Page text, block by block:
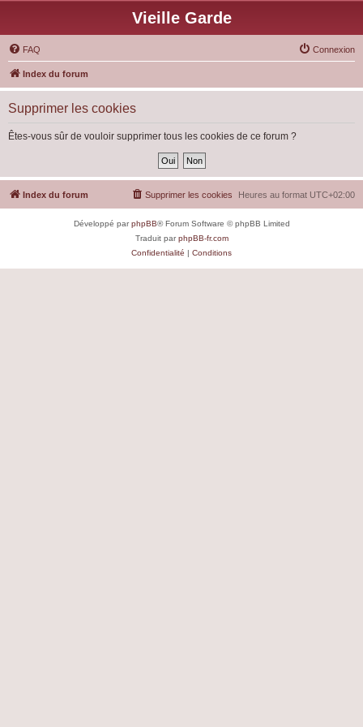
Vieille Garde
FAQ Connexion
Index du forum
Supprimer les cookies
Êtes-vous sûr de vouloir supprimer tous les cookies de ce forum ?
Index du forum Heures au format UTC+02:00
Supprimer les cookies
Développé parphpBB® Forum Software © phpBB Limited
Traduit parphpBB-fr.com
Confidentialité | Conditions